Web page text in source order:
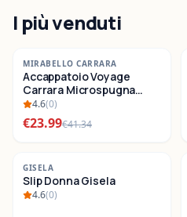
I più venduti
-42%
SALDI
MIRABELLO CARRARA
Accappatoio Voyage
Carrara Microspugna
Cotone
4.6(0)
€23.99€41.34
-22 %
SALDI
GISELA
Slip Donna Gisela
4.6(0)